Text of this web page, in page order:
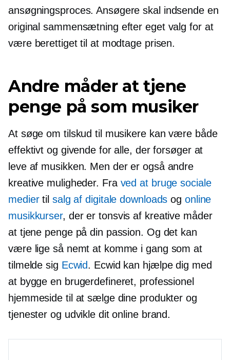
ansøgningsproces. Ansøgere skal indsende en
original sammensætning efter eget valg for at
være berettiget til at modtage prisen.
Andre måder at tjene
penge på som musiker
At søge om tilskud til musikere kan være både
effektivt og givende for alle, der forsøger at
leve af musikken. Men der er også andre
kreative muligheder. Fra ved at bruge sociale
mediertil salg af digitale downloads og online
musikkurser, der er tonsvis af kreative måder
at tjene penge på din passion. Og det kan
være lige så nemt at komme i gang som at
tilmelde sig Ecwid. Ecwid kan hjælpe dig med
at bygge en brugerdefineret, professionel
hjemmeside til at sælge dine produkter og
tjenester og udvikle dit online brand.